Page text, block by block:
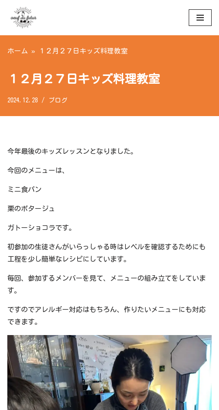
テ
ツ
ス
ホーム » １２月２７日キッズ料理教室
１２月２７日キッズ料理教室
2024.12.28 ブログ
今年最後のキッズレッスンとなりました。
今回のメニューは、
ミニ食パン
栗のポタージュ
ガトーショコラです。
初参加の生徒さんがいらっしゃる時はレベルを確認するためにも
工程を少し簡単なレシピにしています。
毎回、参加するメンバーを見て、メニューの組み立てをしていま
す。
ですのでアレルギー対応はもちろん、作りたいメニューにも対応
できます。